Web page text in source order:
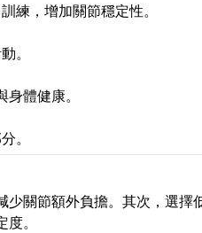
練，增加關節穩定性。
。
體健康。
。
關節額外負擔。其次，選擇
。